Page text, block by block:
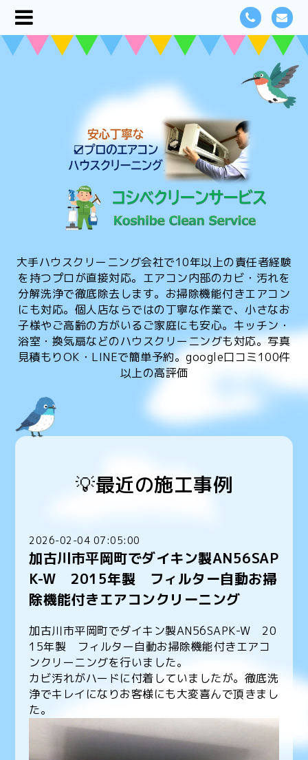
大手ハウスクリーニング会社で10年以上の責任者経験
を持つプロが直接対応。エアコン内部のカビ・汚れを
分解洗浄で徹底除去します。お掃除機能付きエアコン
にも対応。個人店ならではの丁寧な作業で、小さなお
子様やご高齢の方がいるご家庭にも安心。キッチン・
浴室・換気扇などのハウスクリーニングも対応。写真
見積もりOK・LINEで簡単予約。google口コミ100件
以上の高評価
💡最近の施工事例
2026-02-04 07:05:00
加古川市平岡町でダイキン製AN56SAP
K-W 2015年製 フィルター自動お掃
除機能付きエアコンクリーニング
加古川市平岡町でダイキン製AN56SAPK-W 20
15年製 フィルター自動お掃除機能付きエアコ
ンクリーニングを行いました。
カビ汚れがハードに付着していましたが。徹底洗
浄でキレイになりお客様にも大変喜んで頂きまし
た。